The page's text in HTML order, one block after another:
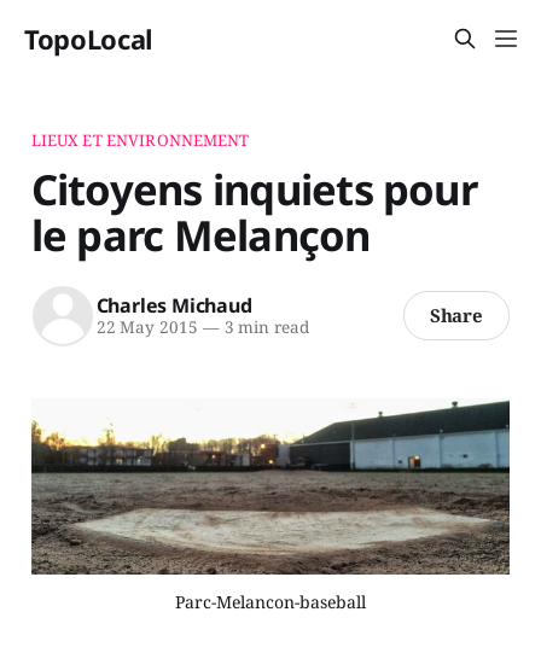
TopoLocal
LIEUX ET ENVIRONNEMENT
Citoyens inquiets pour
le parc Melançon
Charles Michaud
22 May 2015 —3 min read Share
Parc-Melancon-baseball